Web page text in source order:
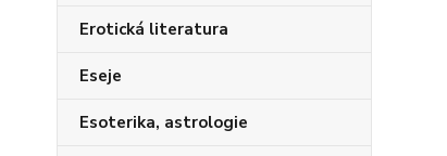
Erotická literatura
Eseje
Esoterika, astrologie